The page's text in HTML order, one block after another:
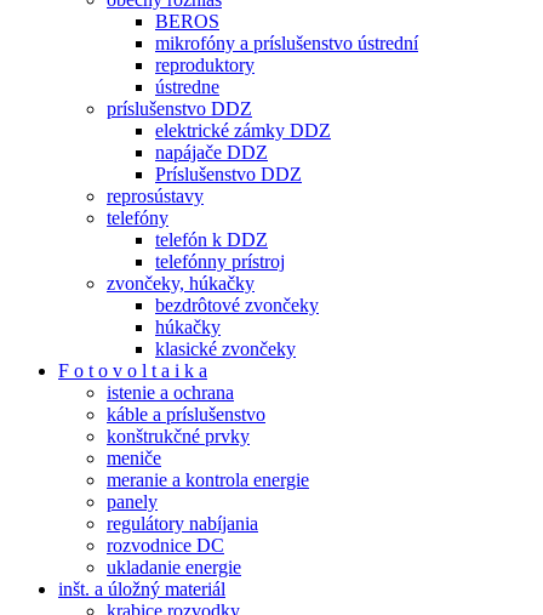
BEROS
mikrofóny a príslušenstvo ústrední
reproduktory
ústredne
príslušenstvo DDZ
elektrické zámky DDZ
napájače DDZ
Príslušenstvo DDZ
reprosústavy
telefóny
telefón k DDZ
telefónny prístroj
zvončeky, húkačky
bezdrôtové zvončeky
húkačky
klasické zvončeky
F o t o v o l t a i k a
istenie a ochrana
káble a príslušenstvo
konštrukčné prvky
meniče
meranie a kontrola energie
panely
regulátory nabíjania
rozvodnice DC
ukladanie energie
inšt. a úložný materiál
krabice,rozvodky